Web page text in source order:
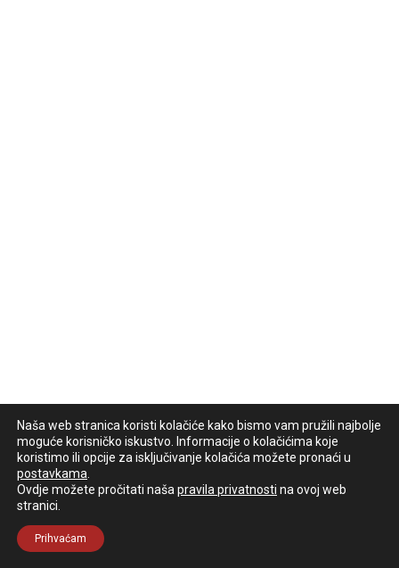
Naša web stranica koristi kolačiće kako bismo vam pružili najbolje
moguće korisničko iskustvo. Informacije o kolačićima koje
koristimo ili opcije za isključivanje kolačića možete pronaći u
postavkama
Ovdje možete pročitati naša pravila privatnosti na ovoj web
stranici.
Prihvaćam